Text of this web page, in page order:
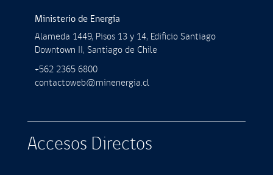
Ministerio de Energía
Alameda 1449, Pisos 13 y 14, Ediﬁcio Santiago
Downtown II, Santiago de Chile
+562 2365 6800
contactoweb@minenergia.cl
Accesos Directos